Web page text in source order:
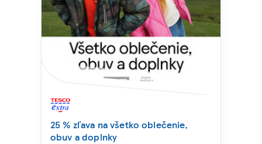
25 % zľava na všetko oblečenie,
obuv a doplnky